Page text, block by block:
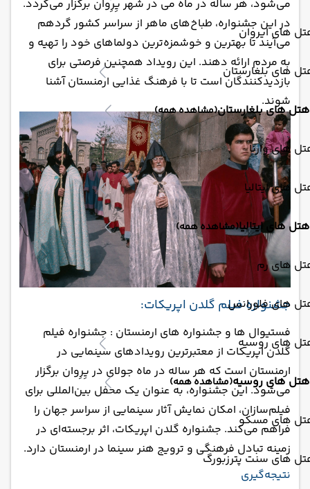
های ایروان
های بلغارستان
هتل های بلغارستان(مشاهده همه)
های وارنا
های ایتالیا
هتل های ایتالیا(مشاهده همه)
های رم
های فلورانس
های روسیه
هتل های روسیه(مشاهده همه)
های مسکو
های سنت پترزبورگ
می‌شود، هر ساله در ماه می در شهر یِرِوان برگزار می‌گردد.
در این جشنواره، طباخ‌های ماهر از سراسر کشور گردهم
می‌آیند تا بهترین و خوشمزه‌ترین دولماهای خود را تهیه و
به مردم ارائه دهند. این رویداد همچنین فرصتی برای
بازدیدکنندگان است تا با فرهنگ غذایی ارمنستان آشنا
شوند.
جشنواره فیلم گلدن اپریکات:
فستیوال ها و جشنواره های ارمنستان : جشنواره فیلم
گلدن اپریکات از معتبرترین رویدادهای سینمایی در
ارمنستان است که هر ساله در ماه جولای در یِرِوان برگزار
می‌شود. این جشنواره، به عنوان یک محفل بین‌المللی برای
فیلم‌سازان، امکان نمایش آثار سینمایی از سراسر جهان را
فراهم می‌کند. جشنواره گلدن اپریکات، اثر برجسته‌ای در
زمینه تبادل فرهنگی و ترویج هنر سینما در ارمنستان دارد.
نتیجه‌گیری